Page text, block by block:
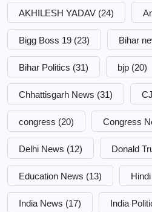
AKHILESH YADAV (24)
Bigg Boss 19 (23) Bihar
Bihar Politics (31) bjp (20)
Chhattisgarh News (31)
congress (20) Congress
Delhi News (12) Donald
Education News (13)
India News (17) India